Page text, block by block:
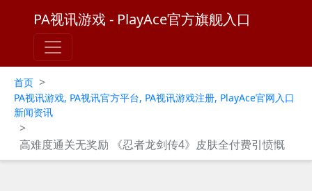
PA视讯游戏 - PlayAce官方旗舰入口
首页 >
PA视讯游戏, PA视讯官方平台, PA视讯游戏注册, PlayAce官网入口
新闻资讯
>
高难度通关无奖励 《忍者龙剑传4》皮肤全付费引愤慨